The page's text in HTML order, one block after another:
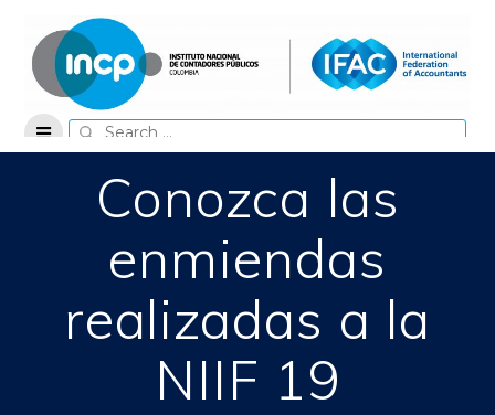
content
Search
for:
Conozca las
enmiendas
realizadas a la
NIIF 19